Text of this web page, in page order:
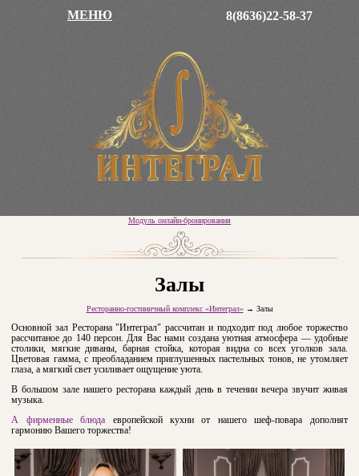
МЕНЮ 8(8636)22-58-37
Модуль онлайн-бронирования
Залы
Ресторанно-гостиничный комплекс «Интеграл»→ Залы
Основной зал Ресторана "Интеграл" рассчитан и подходит под любое торжество
рассчитаное до 140 персон. Для Вас нами создана уютная атмосфера — удобные
столики, мягкие диваны, барная стойка, которая видна со всех уголков зала.
Цветовая гамма, с преобладанием приглушенных пастельных тонов, не утомляет
глаза, а мягкий свет усиливает ощущение уюта.
В большом зале нашего ресторана каждый день в течении вечера звучит живая
музыка.
А фирменные блюда европейской кухни от нашего шеф-повара дополнят
гармонию Вашего торжества!